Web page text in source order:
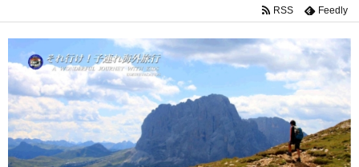
RSS Feedly